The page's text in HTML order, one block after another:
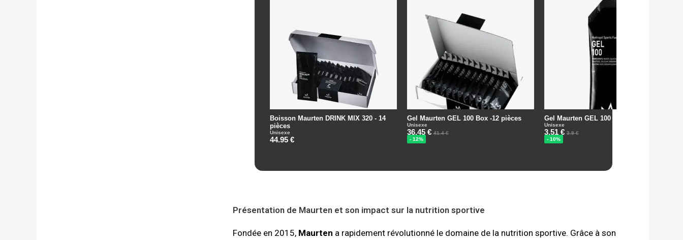
Présentation de Maurten et son impact sur la nutrition sportive
Fondée en 2015, Maurten a rapidement révolutionné le domaine de la nutrition sportive. Grâce à son